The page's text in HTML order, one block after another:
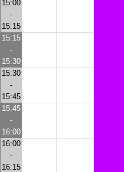
15:00
-
15:15
15:15
-
15:30
15:30
-
15:45
15:45
-
16:00
16:00
-
16:15